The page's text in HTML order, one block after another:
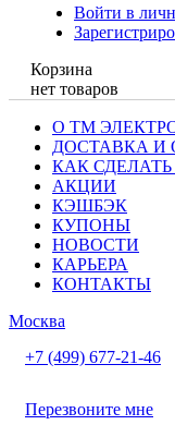
Войти в
Корзина
нет товаров
О ТМ
ДОСТАВКА И
КАК СДЕЛАТЬ
АКЦИИ
КЭШБЭК
КУПОНЫ
НОВОСТИ
КАРЬЕРА
КОНТАКТЫ
Москва
+7 (499) 677-21-46
Перезвоните мне